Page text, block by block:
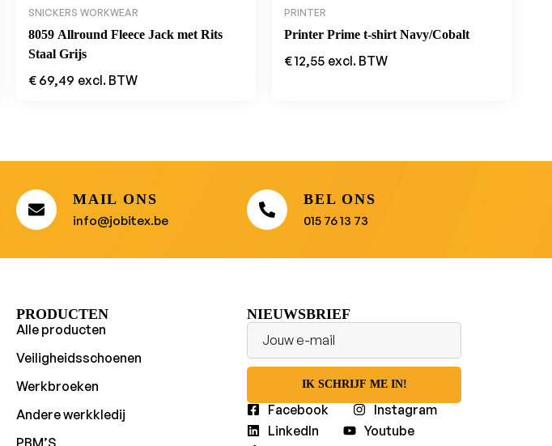
SNICKERS WORKWEAR
8059 Allround Fleece Jack met Rits
Staal Grijs
€ 69,49 excl. BTW
PRINTER
Printer Prime t-shirt Navy/Cobalt
€12,55 excl. BTW
MAIL ONS
info@jobitex.be
BEL ONS
015 76 13 73
PRODUCTEN
Alle producten
Veiligheidsschoenen
Werkbroeken
Andere werkkledij
PBM’S
NIEUWSBRIEF
IK SCHRIJF ME IN!
Facebook
Instagram
LinkedIn
Youtube